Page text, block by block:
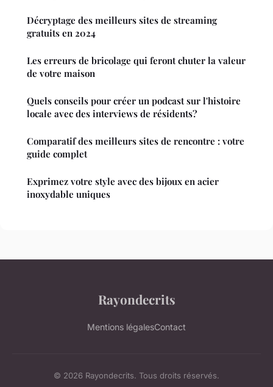
Décryptage des meilleurs sites de streaming
gratuits en 2024
Les erreurs de bricolage qui feront chuter la valeur
de votre maison
Quels conseils pour créer un podcast sur l'histoire
locale avec des interviews de résidents?
Comparatif des meilleurs sites de rencontre : votre
guide complet
Exprimez votre style avec des bijoux en acier
inoxydable uniques
Rayondecrits
Mentions légalesContact
© 2026 Rayondecrits. Tous droits réservés.